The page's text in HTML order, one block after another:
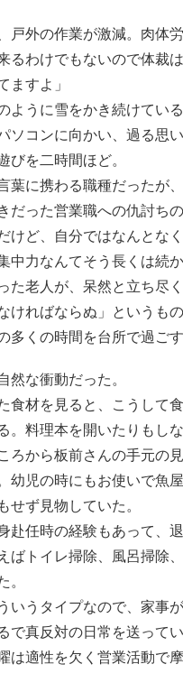
戸外の作業が激減。肉体
るわけでもないので体裁
ますよ」
ように雪をかき続けている
ソコンに向かい、過る思
びを二時間ほど。
葉に携わる職種だったが
だった営業職への仇討ち
けど、自分ではなんとな
中力なんてそう長くは続
た老人が、呆然と立ち尽
ければならぬ」というも
多くの時間を台所で過ご
然な衝動だった。
食材を見ると、こうして
。料理本を開いたりもし
ろから板前さんの手元の
幼児の時にもお使いで魚
せず見物していた。
赴任時の経験もあって、
ばトイレ掃除、風呂掃除
。
いうタイプなので、家事
で真反対の日常を送ってい
は適性を欠く営業活動で